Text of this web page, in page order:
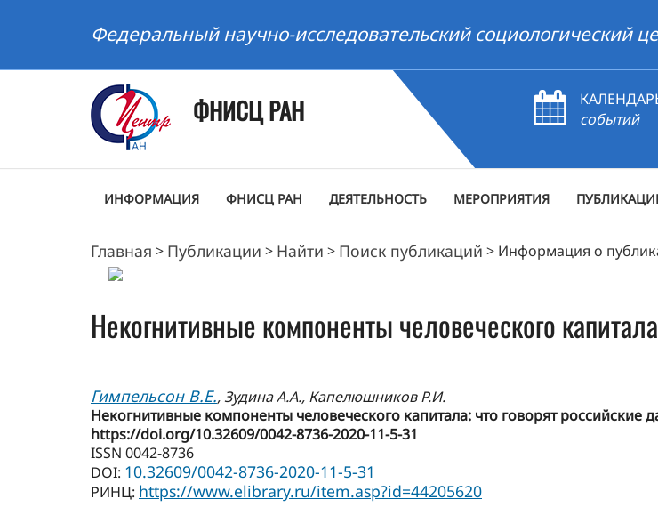
Федеральный научно-исследовательский социологический
ФНИСЦ РАН
событий
ИНФОРМАЦИЯ ФНИСЦ РАН ДЕЯТЕЛЬНОСТЬ МЕРОПРИЯТИЯ
Главная > Публикации > Найти > Поиск публикаций > Информация о
Некогнитивные компоненты человеческого
Гимпельсон В.Е., Зудина А.А., Капелюшников Р.И.
Некогнитивные компоненты человеческого капитала: что говорят
https://doi.org/10.32609/0042-8736-2020-11-5-31
ISSN 0042-8736
DOI: 10.32609/0042-8736-2020-11-5-31
РИНЦ: https://www.elibrary.ru/item.asp?id=44205620